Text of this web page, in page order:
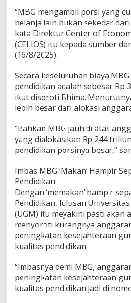
e
p
a
r
u
n
g
g
a
r
n
P
e
n
i
i
k
a
n
,
P
n
a
m
a
“MBG mengambil porsi yang
belanja lain bukan sekedar
kata Direktur Center of
(CELIOS) itu kepada sumber
(16/8/2025).
Secara keseluruhan biaya MBG
pendidikan adalah sebesar Rp
ikut disoroti Bhima.
lebih besar dari alokasi
“Bahkan MBG jauh di atas
yang dialokasikan Rp 244
pendidikan porsinya besar,”
Imbas MBG ‘Makan’ Hampir
Pendidikan
Dengan ‘memakan’ hampir
Pendidikan, lulusan Universitas
(UGM) itu meyakini pasti akan
menyoroti kurangnya
peningkatan kesejahteraan
kualitas pendidikan.
“Imbasnya demi MBG,
peningkatan kesejahteraan
kualitas pendidikan jadi di